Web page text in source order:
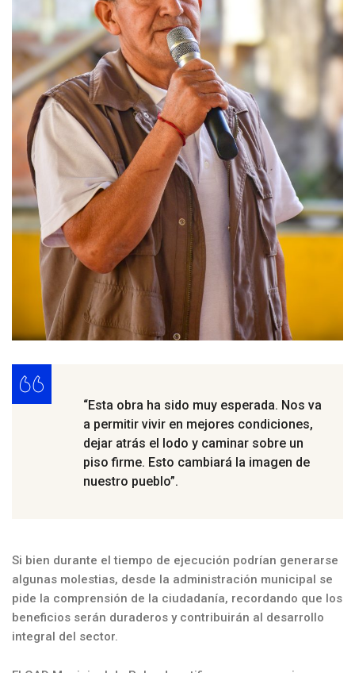
“Esta obra ha sido muy esperada. Nos va
a permitir vivir en mejores condiciones,
dejar atrás el lodo y caminar sobre un
piso firme. Esto cambiará la imagen de
nuestro pueblo”.
Si bien durante el tiempo de ejecución podrían generarse
algunas molestias, desde la administración municipal se
pide la comprensión de la ciudadanía, recordando que los
beneficios serán duraderos y contribuirán al desarrollo
integral del sector.